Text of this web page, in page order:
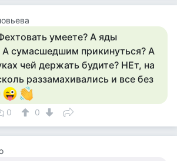
умеете? А яды
А сумасшедшим прикинуться? А
чей держать будите? НЕт, на
раззамахивались и все без
0 0